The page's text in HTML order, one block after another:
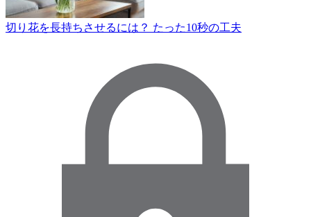
切り花を長持ちさせるには？ たった10秒の工夫